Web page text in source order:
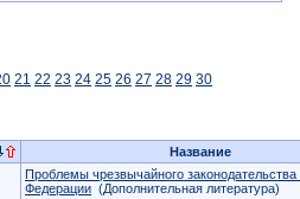
21 22 23 24 25 26 27 28 29 30
Название
Проблемы чрезвычайного законодательства
Федерации (Дополнительная литература)